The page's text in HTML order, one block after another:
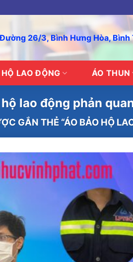
26/3, Bình Hưng Hòa, Bình
LAO ĐỘNG ÁO THUN
lao động phản
GẮN THẺ “ÁO BẢO HỘ